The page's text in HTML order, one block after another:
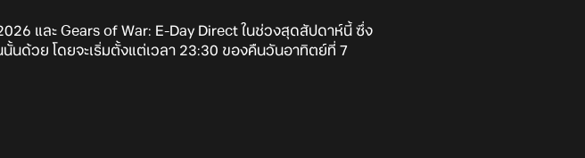
และ Gears of War: E-Day Direct ในช่วงสุดสัปดาห์นี้ ซึ่ง
นด้วย โดยจะเริ่มตั้งแต่เวลา 23:30 ของคืนวันอาทิตย์ที่ 7